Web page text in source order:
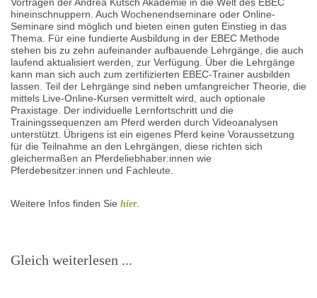
hineinschnuppern. Auch Wochenendseminare oder Online-
Seminare sind möglich und bieten einen guten Einstieg in das
Thema. Für eine fundierte Ausbildung in der EBEC Methode
stehen bis zu zehn aufeinander aufbauende Lehrgänge, die auch
laufend aktualisiert werden, zur Verfügung. Über die Lehrgänge
kann man sich auch zum zertifizierten EBEC-Trainer ausbilden
lassen. Teil der Lehrgänge sind neben umfangreicher Theorie, die
mittels Live-Online-Kursen vermittelt wird, auch optionale
Praxistage. Der individuelle Lernfortschritt und die
Trainingssequenzen am Pferd werden durch Videoanalysen
unterstützt. Übrigens ist ein eigenes Pferd keine Voraussetzung
für die Teilnahme an den Lehrgängen, diese richten sich
gleichermaßen an Pferdeliebhaber:innen wie
Pferdebesitzer:innen und Fachleute.
Weitere Infos finden Sie hier.
Gleich weiterlesen ...